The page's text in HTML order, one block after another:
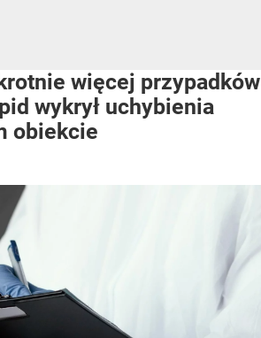
więcej przypadków
wykrył uchybienia
obiekcie